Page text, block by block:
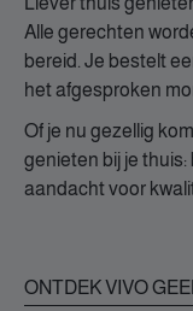
Alle gerechten
bereid. Je bestelt
het afgesproken
Of je nu gezellig
genieten bij je thuis:
aandacht voor
ONTDEK VIVO